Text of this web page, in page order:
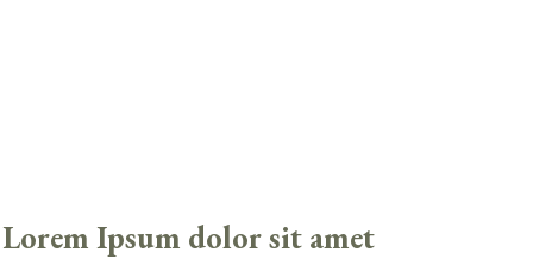
Lorem Ipsum dolor sit amet